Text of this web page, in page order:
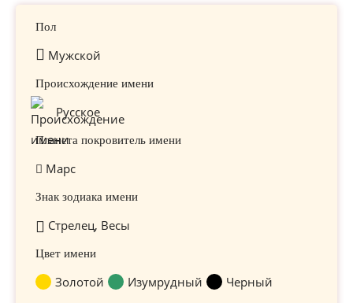
Пол
Мужской
Происхождение имени
Русское
Планета покровитель имени
Марс
Знак зодиака имени
Стрелец, Весы
Цвет имени
Золотой Изумрудный Черный